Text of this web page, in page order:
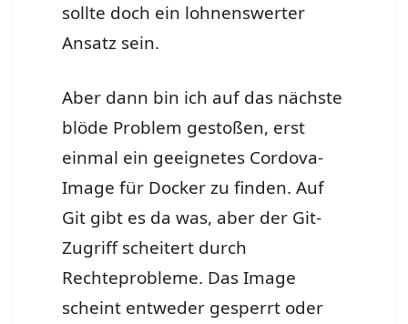
sollte doch ein lohnenswerter
Ansatz sein.
Aber dann bin ich auf das nächste
blöde Problem gestoßen, erst
einmal ein geeignetes Cordova-
Image für Docker zu finden. Auf
Git gibt es da was, aber der Git-
Zugriff scheitert durch
Rechteprobleme. Das Image
scheint entweder gesperrt oder